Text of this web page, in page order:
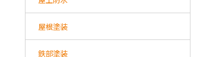
屋根塗装
鉄部塗装